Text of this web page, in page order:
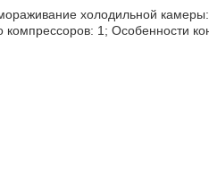
холодильной
компрессоров: 1; Особенности